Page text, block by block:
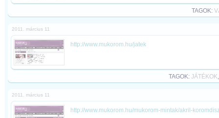
TAGOK:
2011. március 11
http://www.mukorom.hu/jatek
TAGOK: JÁTÉKOK
2011. március 11
http://www.mukorom.hu/mukorom-mintak/akril-